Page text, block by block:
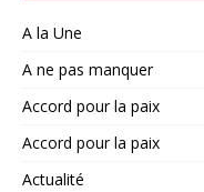
A la Une
A ne pas manquer
Accord pour la paix
Accord pour la paix
Actualité